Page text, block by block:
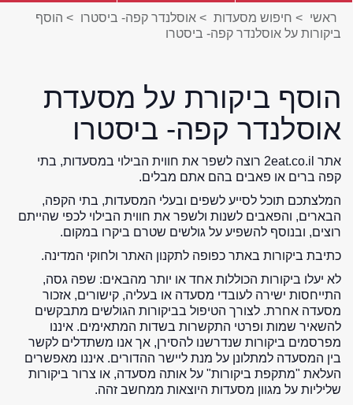
ראשי > חיפוש מסעדות > אוסלנדר קפה- ביסטרו > הוסף
ביקורות על אוסלנדר קפה- ביסטרו
הוסף ביקורת על מסעדת
אוסלנדר קפה- ביסטרו
אתר 2eat.co.il רוצה לשפר את חווית הבילוי במסעדות, בתי
קפה ברים או פאבים בהם אתם מבלים.
המלצתכם תוכל לסייע לשפים ובעלי המסעדות, בתי הקפה,
הבארים, והפאבים לשנות ולשפר את חווית הבילוי לכפי שהייתם
רוצים, ובנוסף להשפיע על גולשים שטרם ביקרו במקום.
כתיבת ביקורות באתר כפופה לתקנון האתר ולחוקי המדינה.
לא יעלו ביקורות הכוללות אחד או יותר מהבאים: שפה גסה,
התייחסות ישירה לעובדי מסעדה או בעליה, קישורים, אזכור
מסעדה אחרת. לצורך הטיפול בביקורות הגולשים מתבקשים
להשאיר שמות ופרטי התקשרות בשדות המתאימים. איננו
מפרסמים ביקורות שנדרשנו להסירן, אך אנו משתדלים לקשר
בין המסעדה למתלונן על מנת ליישר ההדורים. איננו מאפשרים
העלאת "מתקפת ביקורות" על אותה מסעדה, או צרור ביקורות
שליליות על מגוון מסעדות היוצאות ממחשב זהה.